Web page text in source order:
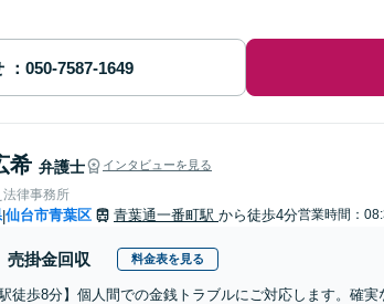
希 弁護士 インタビューを見る
律事務所
|仙台市青葉区 青葉通一番町駅 から徒歩4分営業時間：
売掛金回収 料金表を見る
駅徒歩8分】個人間での金銭トラブルにご対応します。確